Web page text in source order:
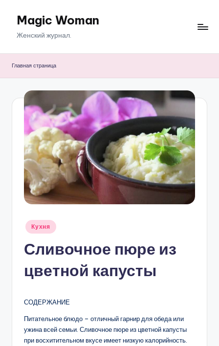
ПерейтиMagic Woman
Женский журнал.
Главная страница
Опубликовано
Кухня
Сливочное пюре из
цветной капусты
СОДЕРЖАНИЕ
Питательное блюдо – отличный гарнир для обеда или
ужина всей семьи. Сливочное пюре из цветной капусты
при восхитительном вкусе имеет низкую калорийность.